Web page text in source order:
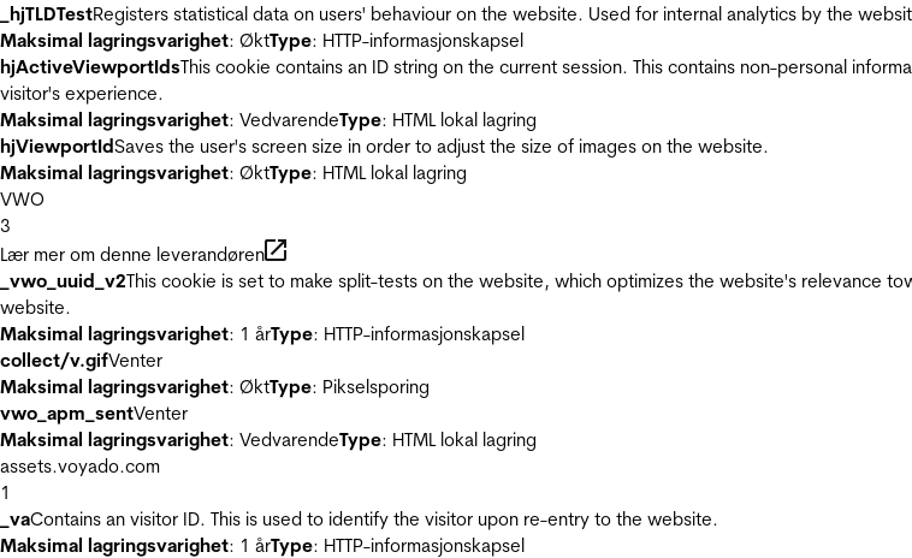
_hjTLDTestRegisters statistical data on users' behaviour on the website. Used for internal analytics by the
Maksimal lagringsvarighet: ØktType: HTTP-informasjonskapsel
hjActiveViewportIdsThis cookie contains an ID string on the current session. This contains non-personal
visitor's experience.
Maksimal lagringsvarighet: VedvarendeType: HTML lokal lagring
hjViewportIdSaves the user's screen size in order to adjust the size of images on the website.
Maksimal lagringsvarighet: ØktType: HTML lokal lagring
VWO
3
Lær mer om denne leverandøren
_vwo_uuid_v2This cookie is set to make split-tests on the website, which optimizes the website's relevance
website.
Maksimal lagringsvarighet: 1 årType: HTTP-informasjonskapsel
collect/v.gifVenter
Maksimal lagringsvarighet: ØktType: Pikselsporing
vwo_apm_sentVenter
Maksimal lagringsvarighet: VedvarendeType: HTML lokal lagring
assets.voyado.com
1
_vaContains an visitor ID. This is used to identify the visitor upon re-entry to the website.
Maksimal lagringsvarighet: 1 årType: HTTP-informasjonskapsel